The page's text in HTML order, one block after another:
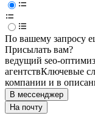
По вашему запросу
Присылать вам?
ведущий seo-
агентствКлючевые
компании и в
В мессенджер
На почту